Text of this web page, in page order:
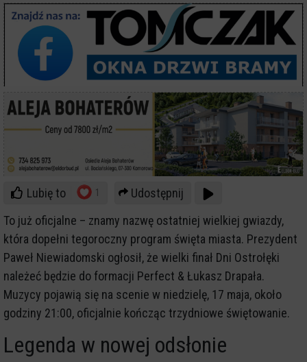
Lubię to 1
Udostępnij
To już oficjalne – znamy nazwę ostatniej wielkiej gwiazdy,
która dopełni tegoroczny program święta miasta. Prezydent
Paweł Niewiadomski ogłosił, że wielki finał Dni Ostrołęki
należeć będzie do formacji Perfect & Łukasz Drapała.
Muzycy pojawią się na scenie w niedzielę, 17 maja, około
godziny 21:00, oficjalnie kończąc trzydniowe świętowanie.
Legenda w nowej odsłonie